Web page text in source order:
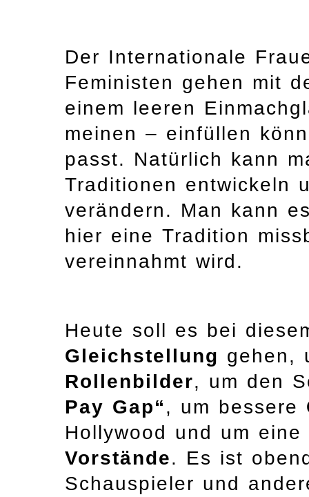
Der Internationale
Feministen gehen mit
einem leeren
meinen – einfüllen
passt. Natürlich kann
Traditionen entwickeln
verändern. Man kann
hier eine Tradition
vereinnahmt wird.
Heute soll es bei
Gleichstellung gehen,
Rollenbilder, um den
Pay Gap“, um bessere
Hollywood und um eine
Vorstände. Es ist
Schauspieler und